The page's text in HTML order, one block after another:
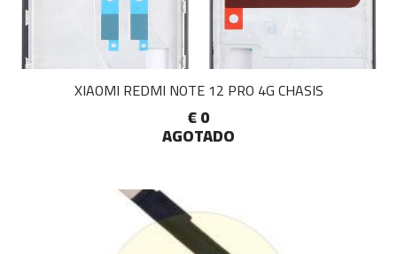
XIAOMI REDMI NOTE 12 PRO 4G CHASIS
€ 0
AGOTADO